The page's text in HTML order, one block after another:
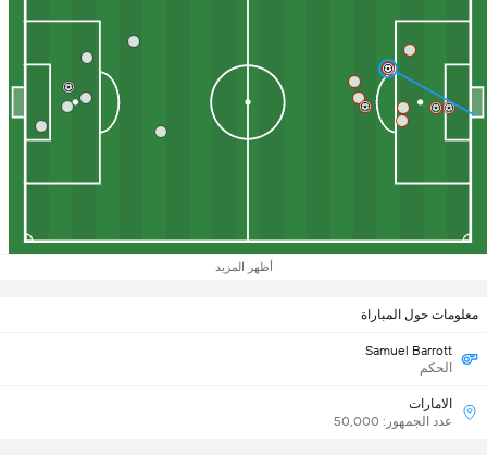
أظهر المزيد
معلومات حول المباراة
Samuel Barrott
الحكم
الامارات
عدد الجمهور: 50,000